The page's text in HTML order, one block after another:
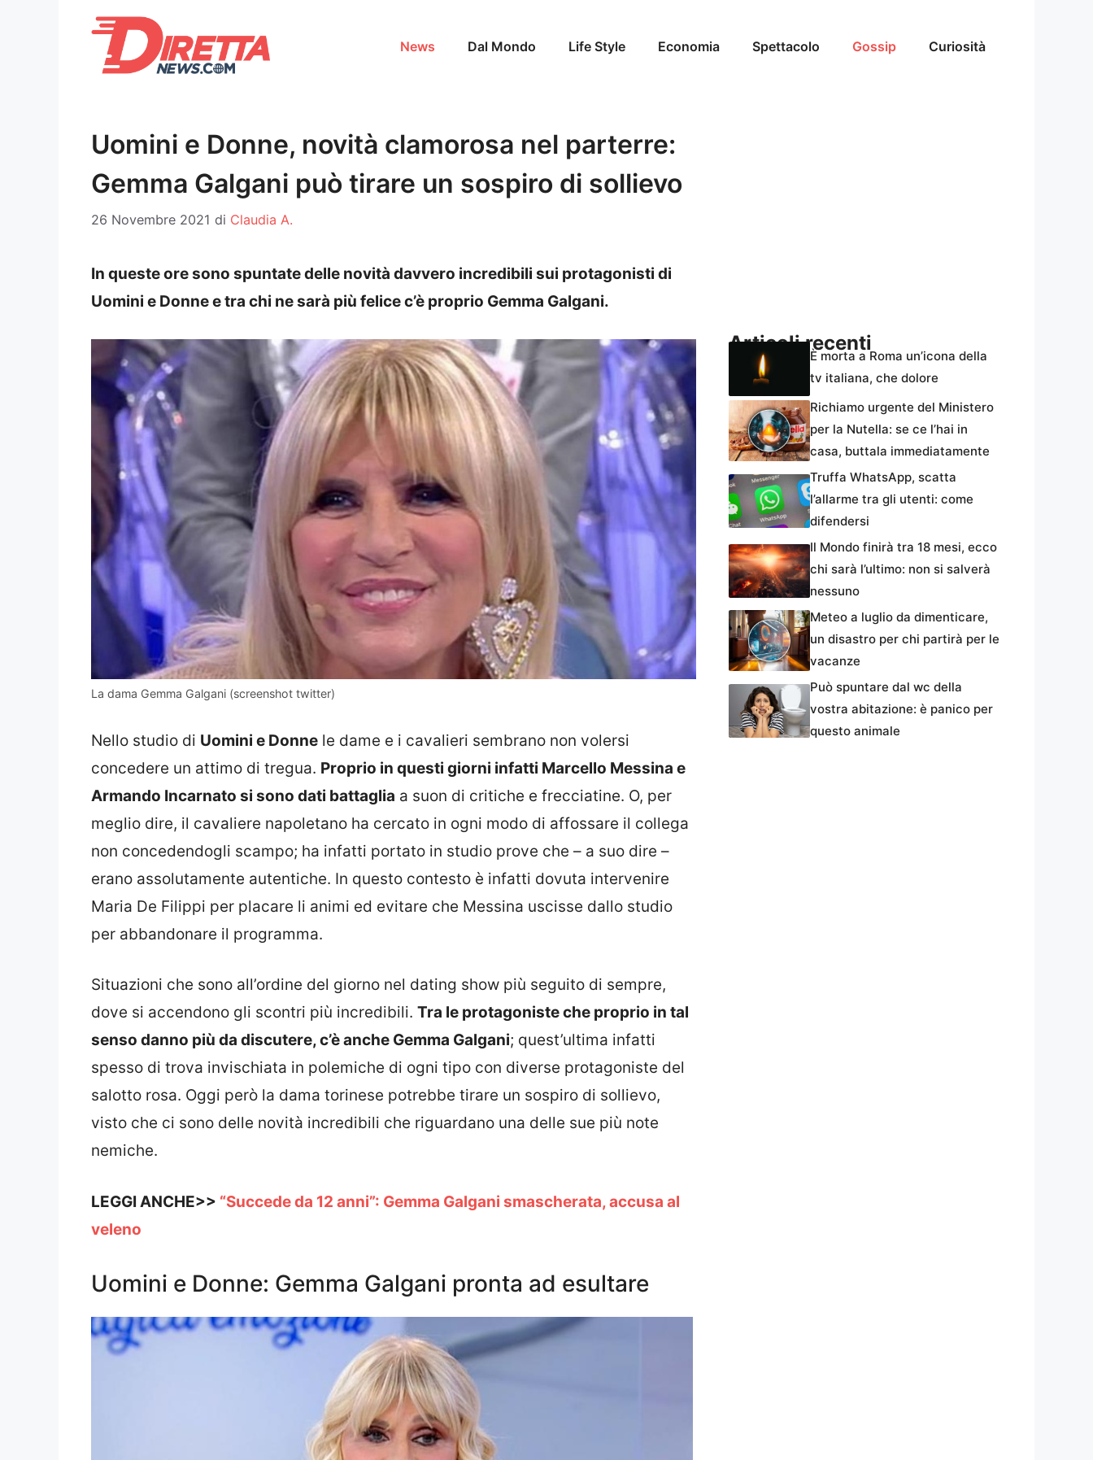
News Dal Mondo Life Style Economia Spettacolo Gossip Curiosità
Uomini e Donne, novità clamorosa nel parterre:
Gemma Galgani può tirare un sospiro di sollievo
26 Novembre 2021 di Claudia A.
In queste ore sono spuntate delle novità davvero incredibili sui protagonisti di
Uomini e Donne e tra chi ne sarà più felice c’è proprio Gemma Galgani.
La dama Gemma Galgani (screenshot twitter)
Nello studio di Uomini e Donne le dame e i cavalieri sembrano non volersi
concedere un attimo di tregua. Proprio in questi giorni infatti Marcello Messina e
Armando Incarnato si sono dati battaglia a suon di critiche e frecciatine. O, per
meglio dire, il cavaliere napoletano ha cercato in ogni modo di affossare il collega
non concedendogli scampo; ha infatti portato in studio prove che – a suo dire –
erano assolutamente autentiche. In questo contesto è infatti dovuta intervenire
Maria De Filippi per placare li animi ed evitare che Messina uscisse dallo studio
per abbandonare il programma.
Situazioni che sono all’ordine del giorno nel dating show più seguito di sempre,
dove si accendono gli scontri più incredibili. Tra le protagoniste che proprio in tal
senso danno più da discutere, c’è anche Gemma Galgani; quest’ultima infatti
spesso di trova invischiata in polemiche di ogni tipo con diverse protagoniste del
salotto rosa. Oggi però la dama torinese potrebbe tirare un sospiro di sollievo,
visto che ci sono delle novità incredibili che riguardano una delle sue più note
nemiche.
LEGGI ANCHE>> “Succede da 12 anni”: Gemma Galgani smascherata, accusa al
veleno
Uomini e Donne: Gemma Galgani pronta ad esultare
Articoli recenti
È morta a Roma un’icona della
tv italiana, che dolore
Richiamo urgente del Ministero
per la Nutella: se ce l’hai in
casa, buttala immediatamente
Truffa WhatsApp, scatta
l’allarme tra gli utenti: come
difendersi
Il Mondo finirà tra 18 mesi, ecco
chi sarà l’ultimo: non si salverà
nessuno
Meteo a luglio da dimenticare,
un disastro per chi partirà per le
vacanze
Può spuntare dal wc della
vostra abitazione: è panico per
questo animale